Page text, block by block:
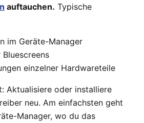
auftauchen. Typische
im Geräte-Manager
einzelner Hardwareteile
Aktualisiere oder installiere
neu. Am einfachsten geht
Manager, wo du das